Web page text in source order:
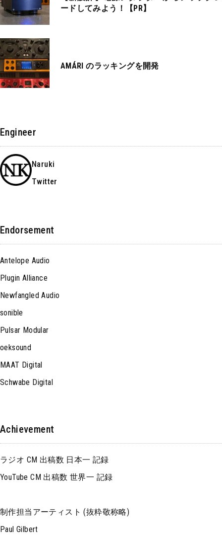
ードしてみよう！【PR】
AMÁRI のラッキングを開発
Engineer
Naruki
Twitter
Endorsement
Antelope Audio
Plugin Alliance
Newfangled Audio
sonible
Pulsar Modular
oeksound
MAAT Digital
Schwabe Digital
Achievement
ラジオ CM 出稿数 日本一 記録
YouTube CM 出稿数 世界一 記録
制作担当アーティスト (抜粋敬称略)
Paul Gilbert